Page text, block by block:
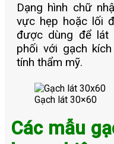
Dạng hình chữ
vực hẹp hoặc lối
được dùng để lát
phối với gạch
tính thẩm mỹ.
Gạch lát 30×60
Các mẫu